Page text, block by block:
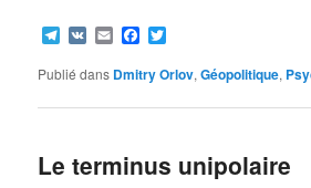
Telegram
VK EmailFacebook
Publié dans Dmitry Orlov,Géopolitique,
Le terminus unipolaire